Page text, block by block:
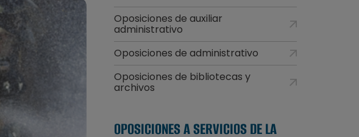
Oposiciones de auxiliar
administrativo
Oposiciones de administrativo
Oposiciones de bibliotecas y
archivos
OPOSICIONES A SERVICIOS DE LA